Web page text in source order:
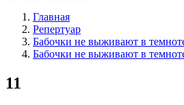
Главная
Репертуар
Бабочки не выживают в
Бабочки не выживают в
11